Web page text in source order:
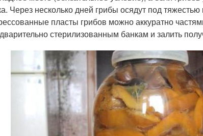
Через несколько дней грибы осядут под тяжестью
пласты грибов можно аккуратно
стерилизованным банкам и залить